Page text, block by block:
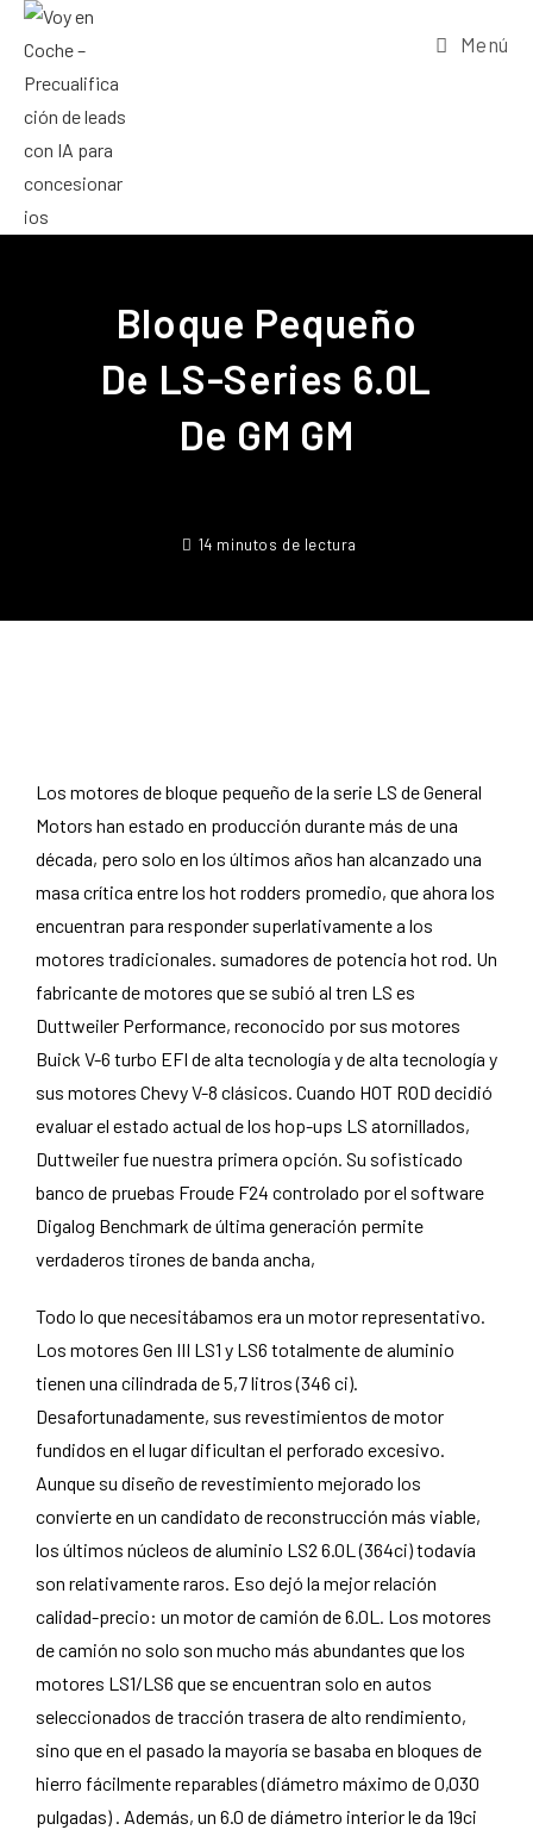
Menú
Bloque Pequeño
De LS-Series 6.0L
De GM GM
14 minutos de lectura
Los motores de bloque pequeño de la serie LS de General
Motors han estado en producción durante más de una
década, pero solo en los últimos años han alcanzado una
masa crítica entre los hot rodders promedio, que ahora los
encuentran para responder superlativamente a los
motores tradicionales. sumadores de potencia hot rod. Un
fabricante de motores que se subió al tren LS es
Duttweiler Performance, reconocido por sus motores
Buick V-6 turbo EFI de alta tecnología y de alta tecnología y
sus motores Chevy V-8 clásicos. Cuando HOT ROD decidió
evaluar el estado actual de los hop-ups LS atornillados,
Duttweiler fue nuestra primera opción. Su sofisticado
banco de pruebas Froude F24 controlado por el software
Digalog Benchmark de última generación permite
verdaderos tirones de banda ancha,
Todo lo que necesitábamos era un motor representativo.
Los motores Gen III LS1 y LS6 totalmente de aluminio
tienen una cilindrada de 5,7 litros (346 ci).
Desafortunadamente, sus revestimientos de motor
fundidos en el lugar dificultan el perforado excesivo.
Aunque su diseño de revestimiento mejorado los
convierte en un candidato de reconstrucción más viable,
los últimos núcleos de aluminio LS2 6.0L (364ci) todavía
son relativamente raros. Eso dejó la mejor relación
calidad-precio: un motor de camión de 6.0L. Los motores
de camión no solo son mucho más abundantes que los
motores LS1/LS6 que se encuentran solo en autos
seleccionados de tracción trasera de alto rendimiento,
sino que en el pasado la mayoría se basaba en bloques de
hierro fácilmente reparables (diámetro máximo de 0,030
pulgadas) . Además, un 6.0 de diámetro interior le da 19ci